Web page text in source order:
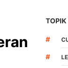
TOPIK
#
#